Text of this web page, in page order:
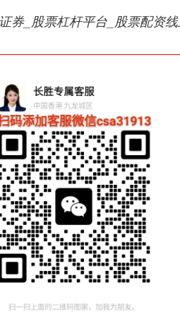
券_股票杠杆平台_股票配资